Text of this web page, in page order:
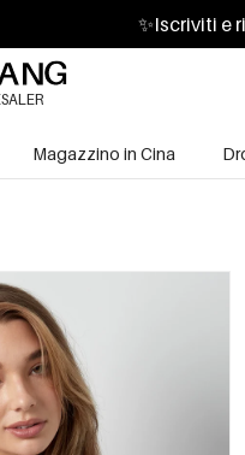
✨Iscriviti e
Magazzino in Cina